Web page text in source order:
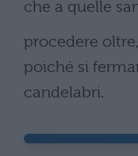
che a quelle
procedere oltre,
poiché si
candelabri.